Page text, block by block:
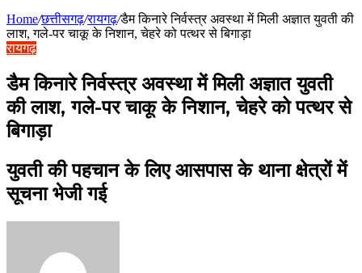
Home/छत्तीसगढ़/रायगढ़/डैम किनारे निर्वस्त्र अवस्था में मिली अज्ञात युवती की
लाश, गले-पर चाकू के निशान, चेहरे को पत्थर से बिगाड़ा
रायगढ़
डैम किनारे निर्वस्त्र अवस्था में मिली अज्ञात युवती
की लाश, गले-पर चाकू के निशान, चेहरे को पत्थर से
बिगाड़ा
युवती की पहचान के लिए आसपास के थाना क्षेत्रों में
सूचना भेजी गई